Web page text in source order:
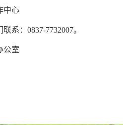
中心
联系 ：0837-7732007。
公室